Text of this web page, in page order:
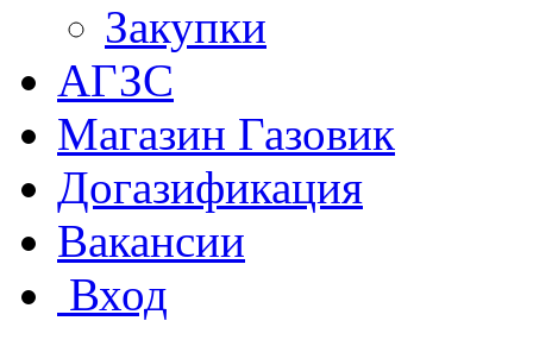
Закупки
АГЗС
Магазин Газовик
Догазификация
Вакансии
Вход